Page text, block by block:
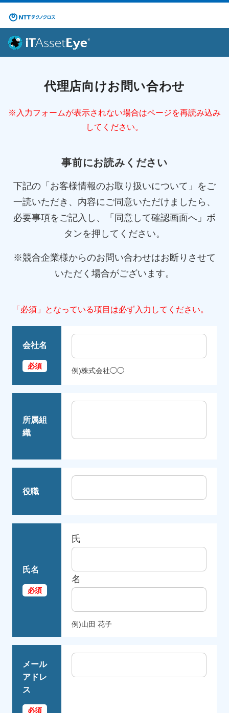
代理店向けお問い合わせ
※入力フォームが表示されない場合はページを再読み込み
してください。
事前にお読みください
下記の「お客様情報のお取り扱いについて」をご
一読いただき、内容にご同意いただけましたら、
必要事項をご記入し、「同意して確認画面へ」ボ
タンを押してください。
※競合企業様からのお問い合わせはお断りさせて
いただく場合がございます。
会社名
例)株式会社◯◯
所属組
織
役職
氏名
氏
名
例)山田 花子
メール
アドレ
ス